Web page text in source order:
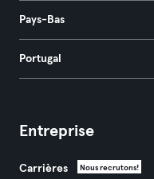
Pays-Bas
Portugal
Entreprise
Carrières Nous recrutons!